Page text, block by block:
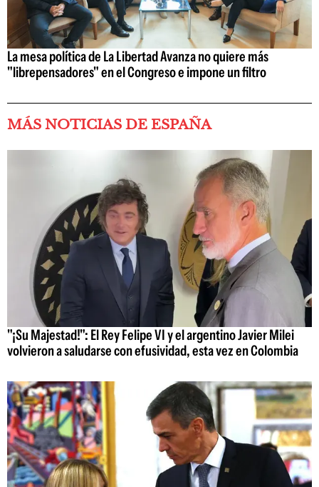
La mesa política de La Libertad Avanza no quiere más
"librepensadores" en el Congreso e impone un filtro
MÁS NOTICIAS DE ESPAÑA
"¡Su Majestad!": El Rey Felipe VI y el argentino Javier Milei
volvieron a saludarse con efusividad, esta vez en Colombia